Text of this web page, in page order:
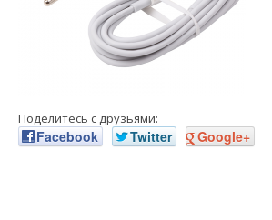
Поделитесь с друзьями:
Facebook Twitter Google+